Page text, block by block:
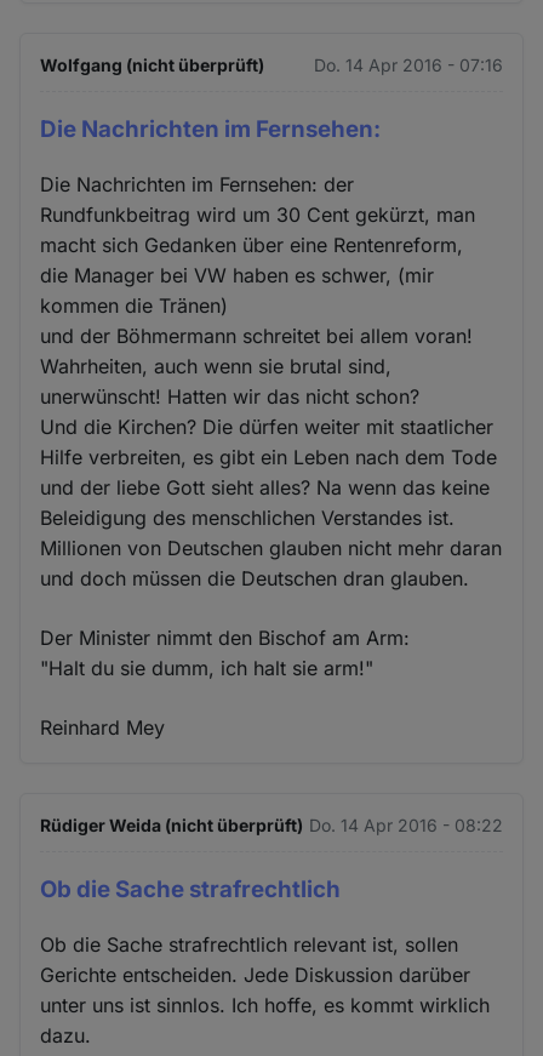
Wolfgang (nicht überprüft) Do. 14 Apr 2016 - 07:16
Die Nachrichten im Fernsehen:
Die Nachrichten im Fernsehen: der
Rundfunkbeitrag wird um 30 Cent gekürzt, man
macht sich Gedanken über eine Rentenreform,
die Manager bei VW haben es schwer, (mir
kommen die Tränen)
und der Böhmermann schreitet bei allem voran!
Wahrheiten, auch wenn sie brutal sind,
unerwünscht! Hatten wir das nicht schon?
Und die Kirchen? Die dürfen weiter mit staatlicher
Hilfe verbreiten, es gibt ein Leben nach dem Tode
und der liebe Gott sieht alles? Na wenn das keine
Beleidigung des menschlichen Verstandes ist.
Millionen von Deutschen glauben nicht mehr daran
und doch müssen die Deutschen dran glauben.
Der Minister nimmt den Bischof am Arm:
"Halt du sie dumm, ich halt sie arm!"
Reinhard Mey
Rüdiger Weida (nicht überprüft) Do. 14 Apr 2016 - 08:22
Ob die Sache strafrechtlich
Ob die Sache strafrechtlich relevant ist, sollen
Gerichte entscheiden. Jede Diskussion darüber
unter uns ist sinnlos. Ich hoffe, es kommt wirklich
dazu.